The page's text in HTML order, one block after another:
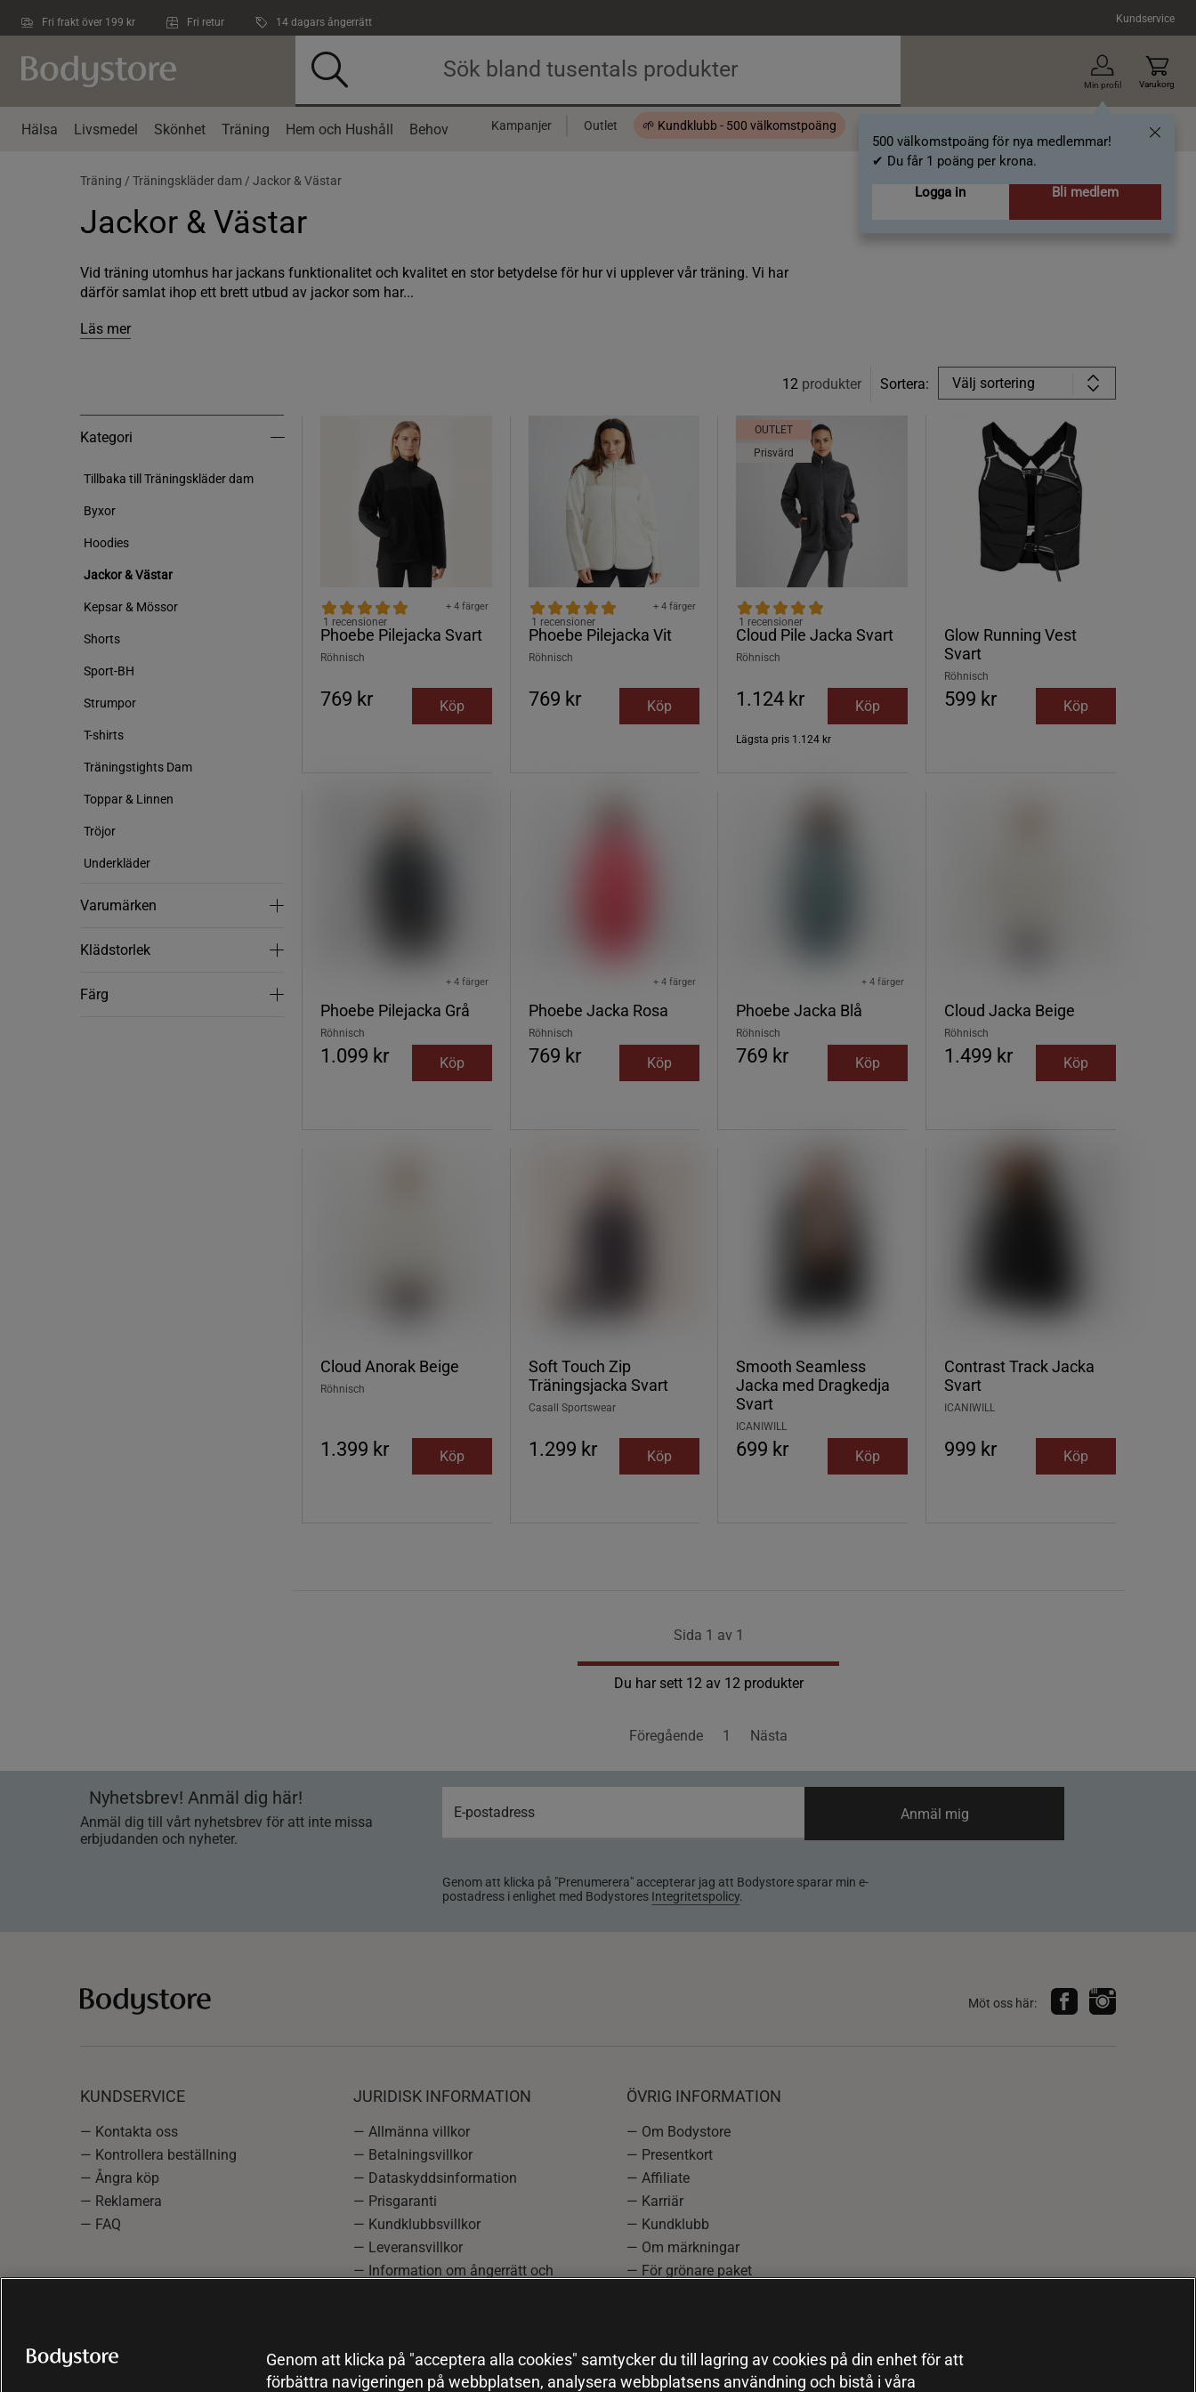
Fri frakt över 199 kr Fri retur 14 dagars ångerrätt Kundservice
Min profil
500 välkomstpoäng för nya medlemmar!
✔ Du får 1 poäng per krona.
Logga in
Bli medlem
Varukorg
Hälsa Livsmedel Skönhet Träning Hem och Hushåll Behov Kampanjer Outlet 🌱 Kundklubb - 500 välkomstpoäng
Träning / Träningskläder dam / Jackor & Västar
Jackor & Västar
Vid träning utomhus har jackans funktionalitet och kvalitet en stor betydelse för hur vi upplever vår träning. Vi har
därför samlat ihop ett brett utbud av jackor som har...
Läs mer
12 produkter Sortera: Välj sortering
Kategori
Tillbaka till Träningskläder dam
Byxor
Hoodies
Jackor & Västar
Kepsar & Mössor
Shorts
Sport-BH
Strumpor
T-shirts
Träningstights Dam
Toppar & Linnen
Tröjor
Underkläder
Varumärken
KlädstorlekKlädstorlek
Färg
Phoebe Pilejacka Svart
+ 4 färger
1 recensioner
Röhnisch
769 kr Köp
Phoebe Pilejacka Vit
+ 4 färger
1 recensioner
Röhnisch
769 kr Köp
OUTLET
Prisvärd
Cloud Pile Jacka Svart
1 recensioner
Röhnisch
1.124 kr Köp
Lägsta pris 1.124 kr
Glow Running Vest
Svart
Röhnisch
599 kr Köp
Phoebe Pilejacka Grå
+ 4 färger
Röhnisch
1.099 kr Köp
Phoebe Jacka Rosa
+ 4 färger
Röhnisch
769 kr Köp
Phoebe Jacka Blå
+ 4 färger
Röhnisch
769 kr Köp
Cloud Jacka Beige
Röhnisch
1.499 kr Köp
Cloud Anorak Beige
Röhnisch
1.399 kr Köp
Soft Touch Zip
Träningsjacka Svart
Casall Sportswear
1.299 kr Köp
Smooth Seamless
Jacka med Dragkedja
Svart
ICANIWILL
699 kr Köp
Contrast Track Jacka
Svart
ICANIWILL
999 kr Köp
Sida 1 av 1
Du har sett 12 av 12 produkter
Föregående 1 Nästa
Nyhetsbrev! Anmäl dig här!
Anmäl dig till vårt nyhetsbrev för att inte missa
erbjudanden och nyheter.
Genom att klicka på "Prenumerera" accepterar jag att Bodystore sparar min e-
postadress i enlighet med Bodystores Integritetspolicy.
Anmäl mig
Möt oss här:
KUNDSERVICE
— Kontakta oss
— Kontrollera beställning
— Ångra köp
— Reklamera
— FAQ
JURIDISK INFORMATION
— Allmänna villkor
— Betalningsvillkor
— Dataskyddsinformation
— Prisgaranti
— Kundklubbsvillkor
— Leveransvillkor
— Information om ångerrätt och
ÖVRIG INFORMATION
— Om Bodystore
— Presentkort
— Affiliate
— Karriär
— Kundklubb
— Om märkningar
— För grönare paket
Genom att klicka på "acceptera alla cookies" samtycker du till lagring av cookies på din enhet för att
förbättra navigeringen på webbplatsen, analysera webbplatsens användning och bistå i våra